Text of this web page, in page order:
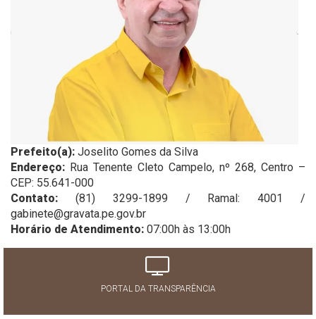
Prefeito(a): Joselito Gomes da Silva
Endereço: Rua Tenente Cleto Campelo, nº 268, Centro –
CEP: 55.641-000
Contato: (81) 3299-1899 / Ramal: 4001 /
gabinete@gravata.pe.gov.br
Horário de Atendimento: 07:00h às 13:00h
PORTAL DA TRANSPARÊNCIA